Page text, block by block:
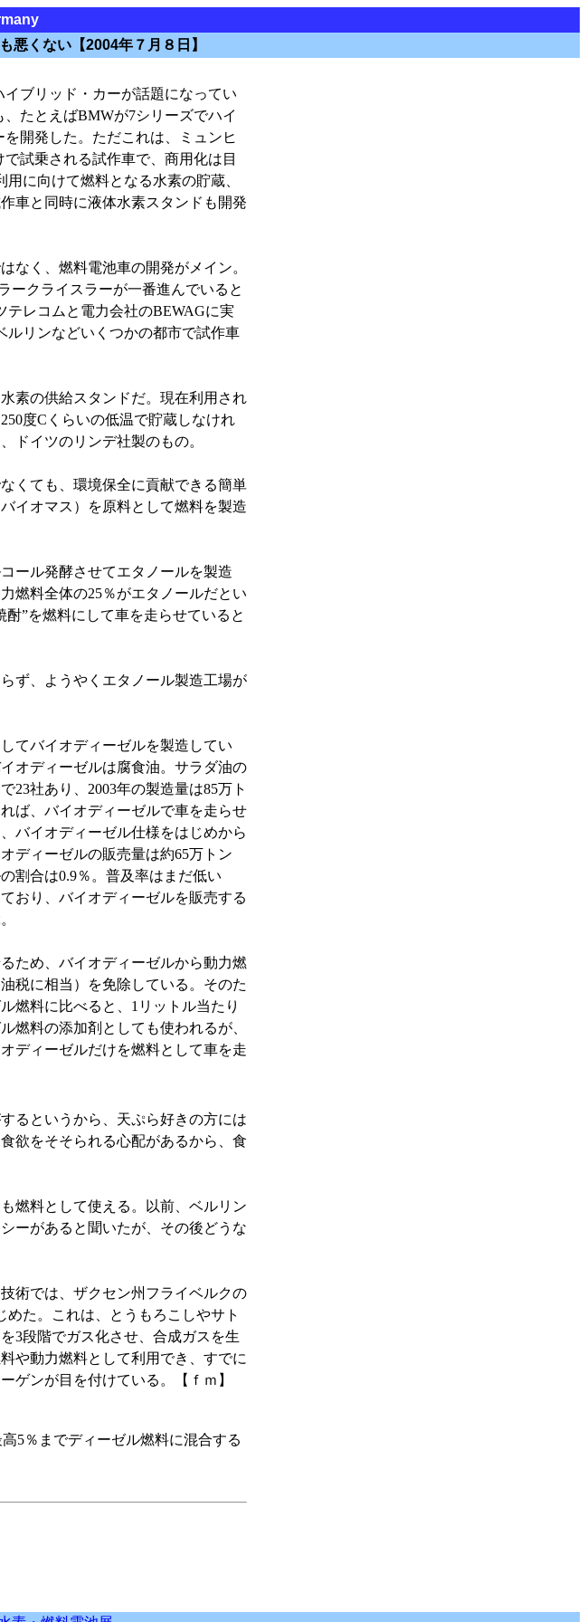
悪くない【2004年７月８日】
ブリッド・カーが話題になってい
、たとえばBMWが7シリーズでハイ
を開発した。ただこれは、ミュンヒ
で試乗される試作車で、商用化は目
に向けて燃料となる水素の貯蔵、
車と同時に液体水素スタンドも開発
なく、燃料電池車の開発がメイン。
ークライスラーが一番進んでいると
レコムと電力会社のBEWAGに実
ルリンなどいくつかの都市で試作車
素の供給スタンドだ。現在利用され
度Cくらいの低温で貯蔵しなけれ
ドイツのリンデ社製のもの。
くても、環境保全に貢献できる簡単
イオマス）を原料として燃料を製造
ール発酵させてエタノールを製造
燃料全体の25％がエタノールだとい
”を燃料にして車を走らせていると
ず、ようやくエタノール製造工場が
てバイオディーゼルを製造してい
オディーゼルは腐食油。サラダ油の
23社あり、2003年の製造量は85万ト
ば、バイオディーゼルで車を走らせ
バイオディーゼル仕様をはじめから
ディーゼルの販売量は約65万トン
割合は0.9％。普及率はまだ低い
おり、バイオディーゼルを販売する
ため、バイオディーゼルから動力燃
税に相当）を免除している。そのた
燃料に比べると、1リットル当たり
燃料の添加剤としても使われるが、
ディーゼルだけを燃料として車を走
るというから、天ぷら好きの方には
欲をそそられる心配があるから、食
燃料として使える。以前、ベルリン
ーがあると聞いたが、その後どうな
術では、ザクセン州フライベルクの
めた。これは、とうもろこしやサト
3段階でガス化させ、合成ガスを生
や動力燃料として利用でき、すでに
ゲンが目を付けている。【ｆｍ】
5％までディーゼル燃料に混合する